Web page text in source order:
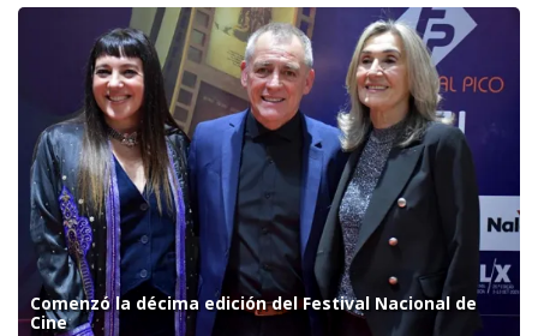
Comenzó la décima edición del Festival Nacional de
Cine